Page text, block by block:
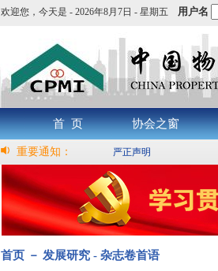
欢迎您， 今天是 - 2026年8月7日 - 星期五 用户名
首 页 协会之窗
重要通知： 严正声明
首页 － 发展研究 - 杂志卷首语